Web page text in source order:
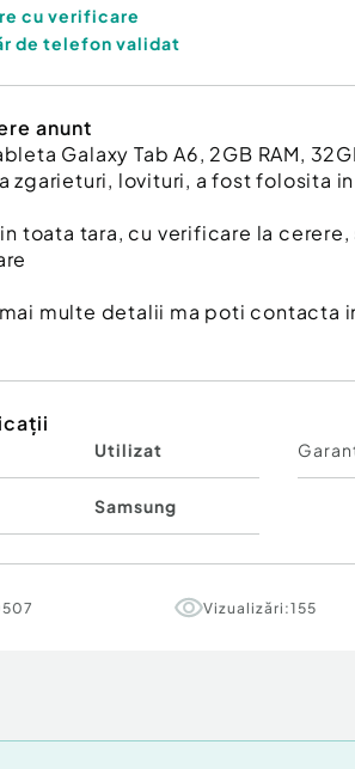
cu verificare
de telefon validat
anunt
Galaxy Tab A6, 2GB RAM,
zgarieturi, lovituri, a fost folosita
toata tara, cu verificare la
multe detalii ma poti contacta
Utilizat
Samsung
Vizualizări:155